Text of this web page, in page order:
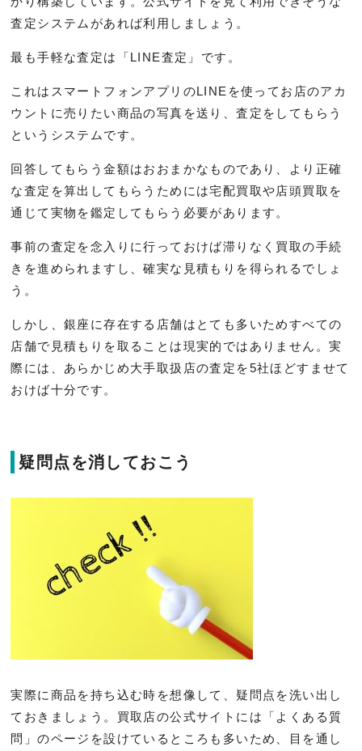
査定システムがあれば利用しましょう。
最も手軽な査定は「LINE査定」です。
これはスマートフォンアプリのLINEを使ってお店のアカ
ウントに売りたい商品の写真を送り、査定をしてもらう
というシステムです。
回答してもらう金額はおおまかなものであり、より正確
な査定を算出してもらうためには宅配買取や店頭買取を
通じて実物を鑑定してもらう必要があります。
事前の査定を念入りに行っておけば滞りなく買取の手続
きを進められますし、確実な見積もりを得られるでしょ
う。
しかし、銀座に存在する店舗はとても多いためすべての
店舗で見積もりを取ることは現実的ではありません。実
際には、あらかじめ大手取扱店の査定を5社ほどすませて
おけば十分です。
疑問点を消しておこう
実際に商品を持ち込む時を想像して、疑問点を洗い出し
ておきましょう。買取店の公式サイトには「よくある質
問」のページを設けているところも多いため、目を通し